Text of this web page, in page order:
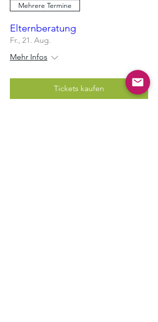
Mehrere Termine
Elternberatung
Fr., 21. Aug.
Mehr Infos
Tickets kaufen